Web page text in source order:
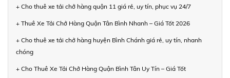
+ Cho thuê xe tải chở hàng quận 11 giá rẻ, uy tín, phục vụ 24/7
+ Thuê Xe Tải Chở Hàng Quận Tân Bình Nhanh – Giá Tốt 2026
+ Cho thuê xe tải chở hàng huyện Bình Chánh giá rẻ, uy tín, nhanh
chóng
+ Cho Thuê Xe Tải Chở Hàng Quận Bình Tân Uy Tín – Giá Tốt